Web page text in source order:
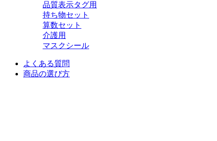
品質表示タグ用
持ち物セット
算数セット
介護用
マスクシール
よくある質問
商品の選び方